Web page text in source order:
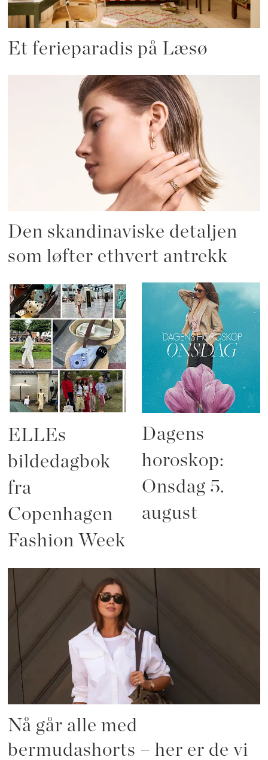
Et ferieparadis på Læsø
Den skandinaviske detaljen
som løfter ethvert antrekk
ELLEs
bildedagbok
fra
Copenhagen
Fashion Week
Dagens
horoskop:
Onsdag 5.
august
Nå går alle med
bermudashorts – her er de vi